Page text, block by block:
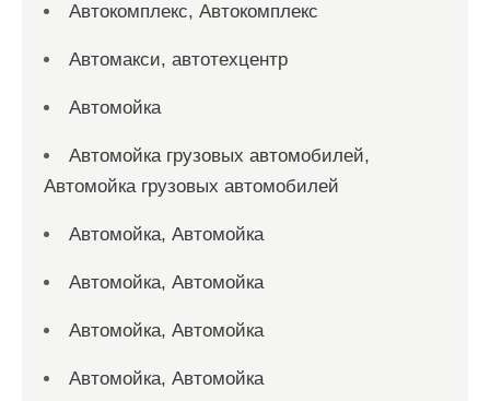
Автокомплекс, Автокомплекс
Автомакси, автотехцентр
Автомойка
Автомойка грузовых автомобилей,
Автомойка грузовых автомобилей
Автомойка, Автомойка
Автомойка, Автомойка
Автомойка, Автомойка
Автомойка, Автомойка